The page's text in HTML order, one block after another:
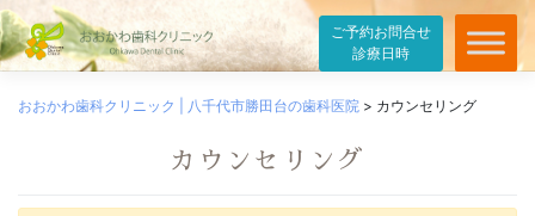
ご予約お問合せ
診療日時
おおかわ歯科クリニック | 八千代市勝田台の歯科医院 > カウンセリング
カウンセリング